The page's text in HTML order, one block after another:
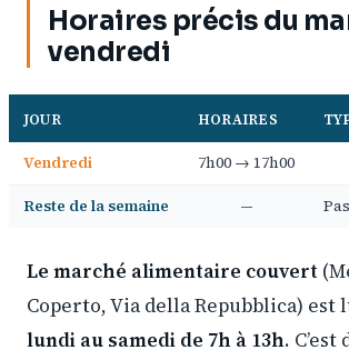
Horaires précis du
vendredi
JOUR HORAIRES
Vendredi 7h00 → 17h00
Reste de la semaine —
Le marché alimentaire couvert
Coperto, Via della Repubblica) est
lundi au samedi de 7h à 13h.